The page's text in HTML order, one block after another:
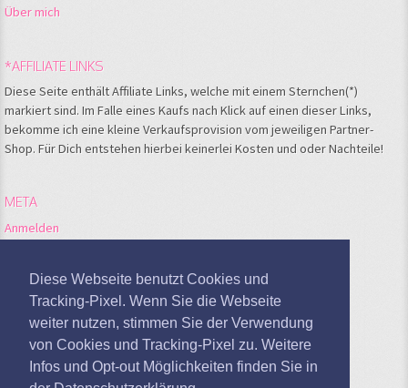
Diese Webseite benutzt Cookies und
Tracking-Pixel. Wenn Sie die Webseite
weiter nutzen, stimmen Sie der Verwendung
von Cookies und Tracking-Pixel zu. Weitere
Infos und Opt-out Möglichkeiten finden Sie in
Über mich
*AFFILIATE LINKS
Diese Seite enthält Affiliate Links, welche mit einem Sternchen(*)
markiert sind. Im Falle eines Kaufs nach Klick auf einen dieser Links,
bekomme ich eine kleine Verkaufsprovision vom jeweiligen Partner-
Shop. Für Dich entstehen hierbei keinerlei Kosten und oder Nachteile!
META
Anmelden
Kommentare-Feed
Google Analytics deaktivieren